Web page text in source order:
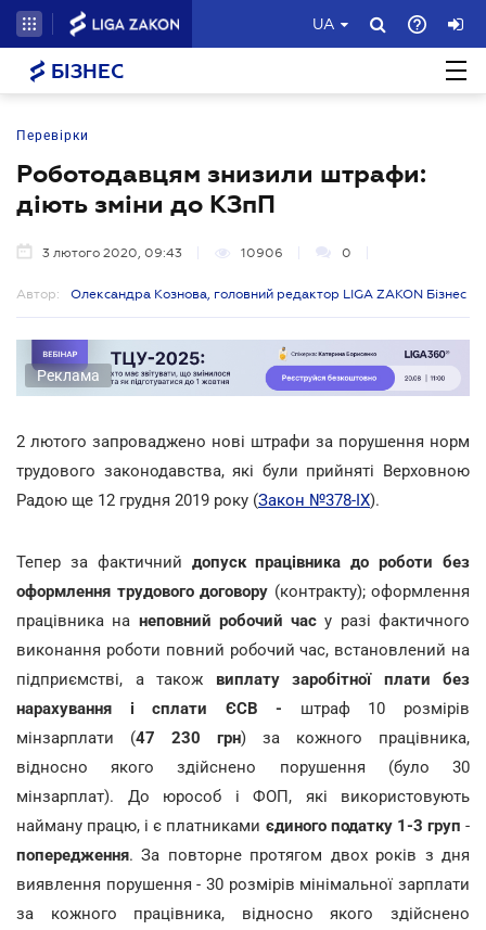
UA
БІЗНЕС
Перевірки
Роботодавцям знизили штрафи:
діють зміни до КЗпП
3 лютого 2020, 09:43 10906 0
Автор: Олександра Кознова, головний редактор LIGA ZAKON Бізнес
Реклама
2 лютого запроваджено нові штрафи за порушення норм
трудового законодавства, які були прийняті Верховною
Радою ще 12 грудня 2019 року (Закон №378-IX).
Тепер за фактичний допуск працівника до роботи без
оформлення трудового договору (контракту); оформлення
працівника на неповний робочий час у разі фактичного
виконання роботи повний робочий час, встановлений на
підприємстві, а також виплату заробітної плати без
нарахування і сплати ЄСВ - штраф 10 розмірів
мінзарплати (47 230 грн) за кожного працівника,
відносно якого здійснено порушення (було 30
мінзарплат). До юрособ і ФОП, які використовують
найману працю, і є платниками єдиного податку 1-3 груп -
попередження. За повторне протягом двох років з дня
виявлення порушення - 30 розмірів мінімальної зарплати
за кожного працівника, відносно якого здійснено